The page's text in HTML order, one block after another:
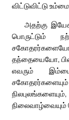
விட்டுவிட்டு
அதற்கு
பொருட்டும்
தந்தையையோ,
எவரும்
நிலைவாழ்வையும்